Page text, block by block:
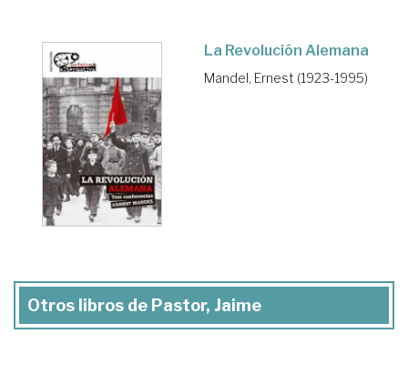
La Revolución Alemana
Mandel, Ernest (1923-1995)
Otros libros de Pastor, Jaime